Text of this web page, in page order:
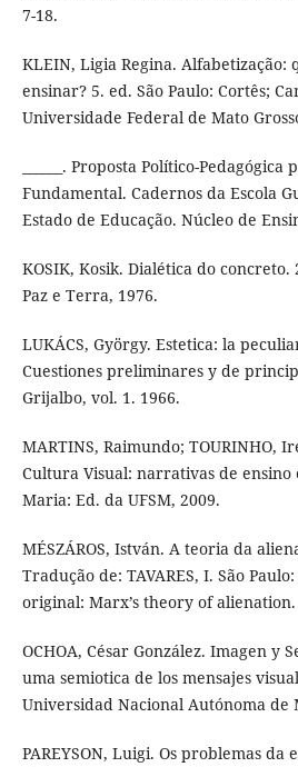
7-18.
KLEIN, Ligia Regina. Alfabetização:
ensinar? 5. ed. São Paulo: Cortês;
Universidade Federal de Mato
______. Proposta Político-
Fundamental. Cadernos da Escola
Estado de Educação. Núcleo de
KOSIK, Kosik. Dialética do concreto.
Paz e Terra, 1976.
LUKÁCS, György. Estetica: la
Cuestiones preliminares y de
Grijalbo, vol. 1. 1966.
MARTINS, Raimundo; TOURINHO,
Cultura Visual: narrativas de ensino
Maria: Ed. da UFSM, 2009.
MÉSZÁROS, István. A teoria da
Tradução de: TAVARES, I. São
original: Marx’s theory of alienation.
OCHOA, César González. Imagen y
uma semiotica de los mensajes
Universidad Nacional Autónoma de
PAREYSON, Luigi. Os problemas da